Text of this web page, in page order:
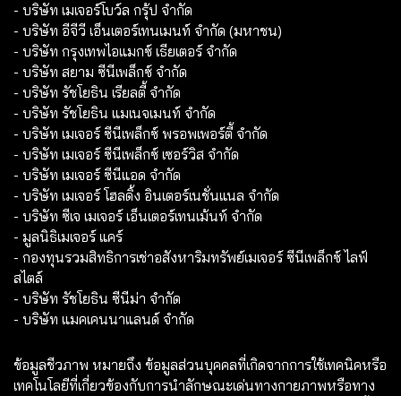
- บริษัท เมเจอร์โบว์ล กรุ้ป จำกัด
- บริษัท อีจีวี เอ็นเตอร์เทนเมนท์ จำกัด (มหาชน)
- บริษัท กรุงเทพไอแมกซ์ เธียเตอร์ จำกัด
- บริษัท สยาม ซีนีเพล็กซ์ จำกัด
- บริษัท รัชโยธิน เรียลตี้ จำกัด
- บริษัท รัชโยธิน แมเนจเมนท์ จำกัด
- บริษัท เมเจอร์ ซีนีเพล็กซ์ พรอพเพอร์ตี้ จำกัด
- บริษัท เมเจอร์ ซีนีเพล็กซ์ เซอร์วิส จำกัด
- บริษัท เมเจอร์ ซีนีแอด จำกัด
- บริษัท เมเจอร์ โฮลดิ้ง อินเตอร์เนชั่นแนล จำกัด
- บริษัท ซีเจ เมเจอร์ เอ็นเตอร์เทนเม้นท์ จำกัด
- มูลนิธิเมเจอร์ แคร์
- กองทุนรวมสิทธิการเช่าอสังหาริมทรัพย์เมเจอร์ ซีนีเพล็กซ์ ไลฟ์
สไตล์
- บริษัท รัชโยธิน ซีนีม่า จำกัด
- บริษัท แมคเคนนาแลนด์ จำกัด
ข้อมูลชีวภาพ หมายถึง ข้อมูลส่วนบุคคลที่เกิดจากการใช้เทคนิคหรือ
เทคโนโลยีที่เกี่ยวข้องกับการนำลักษณะเด่นทางกายภาพหรือทาง